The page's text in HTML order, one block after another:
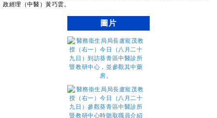
政經理（中醫）黃巧雲。
圖片